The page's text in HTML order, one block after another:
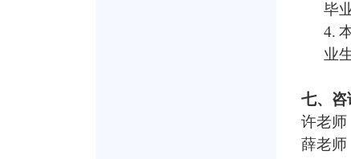
毕
4.
业
七、咨
许老师
薛老师